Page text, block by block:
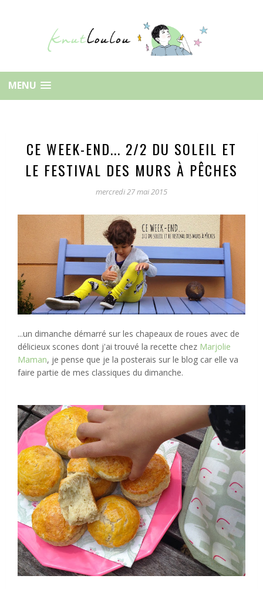
MENU
CE WEEK-END... 2/2 DU SOLEIL ET
LE FESTIVAL DES MURS À PÊCHES
mercredi 27 mai 2015
...un dimanche démarré sur les chapeaux de roues avec de
délicieux scones dont j'ai trouvé la recette chez Marjolie
Maman, je pense que je la posterais sur le blog car elle va
faire partie de mes classiques du dimanche.